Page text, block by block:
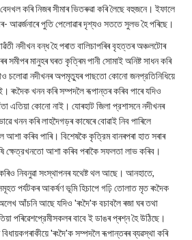
কৰি নিজৰ সীমাৰ ভিতৰুৱা কৰি লৈছে বহুজনে। ইফালে
আৱৰ্জনাৰে পুতি পেলোৱাৰ দৃশ্যও সততে সুলভ হৈ পৰিছে।
নদীখন বন্ধ হৈ পৰাত বালিচাপৰিৰ বৃহত্তৰ অঞ্চলটোৰ
মানুহৰ ঘৰত কৃত্ৰিম পানী সোমাই অনিষ্ট সাধন কৰি
নদীখনৰ অপমৃত্যুৰ পাছতো কোনো জনপ্রতিনিধিয়ে
খনন কৰি সম্পদলৈ ৰূপান্তৰ কৰিব পাৰে যদিও
এতিয়া কোনো নাই। যোৰহাট জিলা প্রশাসনে নদীখনৰ
খনন কৰি লাহদৈগড়ৰ কাষেৰে বোৱাই নিব পাৰিলে
কৰিব পাৰি। বিশেষকৈ কৃত্রিম বানৰপৰা হাত সৰাৰ
ক্ষেত্রখনতো আশা কৰিব পৰাকৈ সফলতা লাভ কৰিব।
নিবনুৱা সংস্থাপনৰ যথেষ্ট থল আছে। আনহাতে,
পৰ্যটকৰ আকৰ্ষণ ভূমি হিচাপে গঢ়ি তোলাত মৃত ৰংদৈক
অলেখ আঁচনি আছে যদিও 'ৰংদৈ'ক বচাবলৈ ৰজা ঘৰ তথা
পৰিৱেশপ্রেমীসকলৰ বাবে ই ডাঙৰ প্ৰশ্ন হৈ উঠিছে।
বিধায়কগৰাকীয়ে 'ৰংদৈ'ক সম্পদলৈ ৰূপান্তৰৰ ব্যৱস্থা কৰি